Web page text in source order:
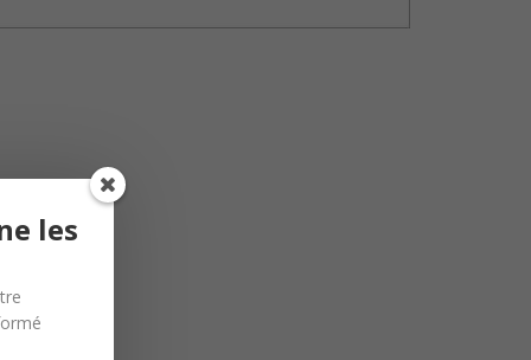
les